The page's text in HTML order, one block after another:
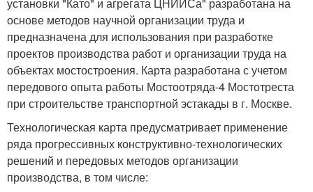
основе методов научной организации труда и
предназначена для использования при разработке
проектов производства работ и организации труда на
объектах мостостроения. Карта разработана с учетом
передового опыта работы Мостоотряда-4 Мостотреста
при строительстве транспортной эстакады в г. Москве.
Технологическая карта предусматривает применение
ряда прогрессивных конструктивно-технологических
решений и передовых методов организации
производства, в том числе: